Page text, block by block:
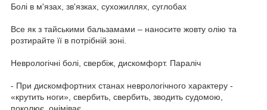
Болі в м'язах, зв'язках, сухожиллях, суглобах
Все як з тайськими бальзамами – наносите жовту олію та
розтирайте її в потрібній зоні.
Неврологічні болі, свербіж, дискомфорт. Параліч
- При дискомфортних станах неврологічного характеру -
«крутить ноги», свербить, свербить, зводить судомою,
поколює, оніміває.